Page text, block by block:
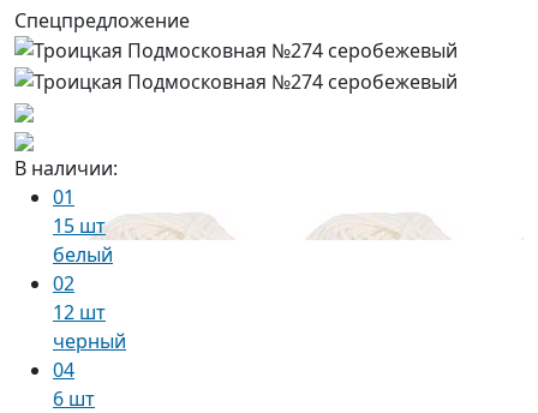
Спецпредложение
В наличии:
01
15 шт
белый
02
12 шт
черный
04
6 шт